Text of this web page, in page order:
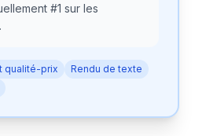
#1 sur les
qualité-prix
Rendu de texte